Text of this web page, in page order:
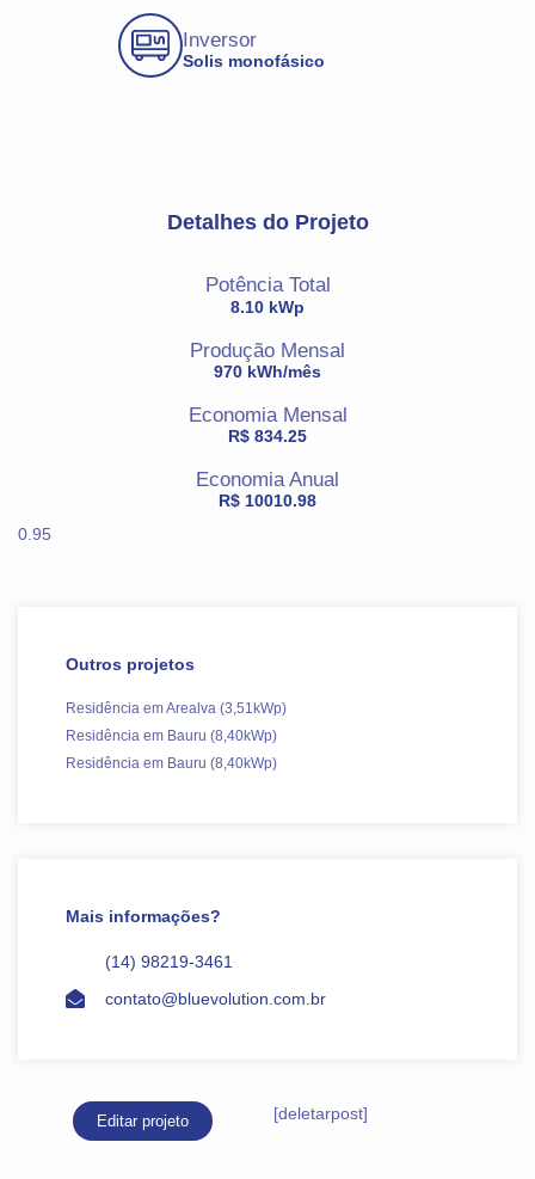
Detalhes do Projeto
Potência Total
8.10 kWp
Produção Mensal
970 kWh/mês
Economia Mensal
R$ 834.25
Economia Anual
R$ 10010.98
0.95
Outros projetos
Residência em Arealva (3,51kWp)
Residência em Bauru (8,40kWp)
Residência em Bauru (8,40kWp)
Mais informações?
(14) 98219-3461
contato@bluevolution.com.br
Editar projeto [deletarpost]
Inversor
Solis monofásico